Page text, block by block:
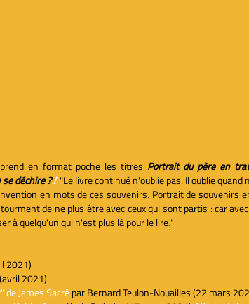
en format poche les titres Portrait du père en
déchire ?/"Le livre continué n'oublie pas. Il oublie
en mots de ces souvenirs. Portrait de souvenirs
de ne plus être avec ceux qui sont partis : car
à quelqu'un qui n'est plus là pour le lire."
2021)
2021)
de James Sacrépar Bernard Teulon-Nouailles (22 mars